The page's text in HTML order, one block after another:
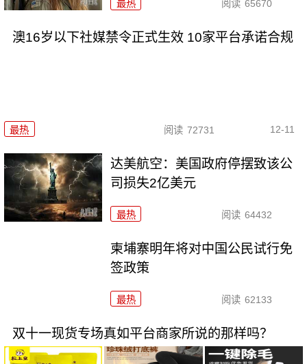
最热 阅读 65670
澳16岁以下社媒禁令正式生效 10家平台承诺合规
最热 阅读 72731 12-11
达美航空：美国政府停摆致该公
司损失2亿美元
最热 阅读 64432
柬埔寨明年将对中国公民试行免
签政策
最热 阅读 62133
双十一现货专场真如平台商家所说的那样吗？